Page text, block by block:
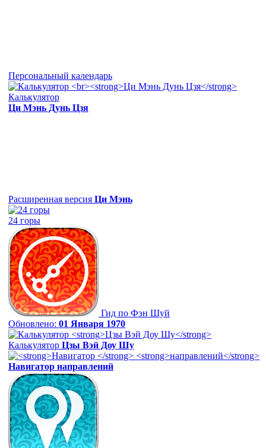
Персональный календарь
Калькулятор
Ци Мэнь Дунь Цзя
Расширенная версия Ци Мэнь
24 горы
Гид по Фэн Шуй
Обновлено: 01 Января 1970
Калькулятор Цзы Вэй Доу Шу
Навигатор направлений